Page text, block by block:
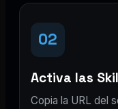
02
Activa las
Copia la URL del